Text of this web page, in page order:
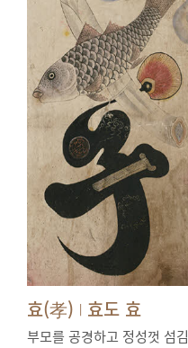
효(孝) | 효도 효
부모를 공경하고 정성껏 섬김